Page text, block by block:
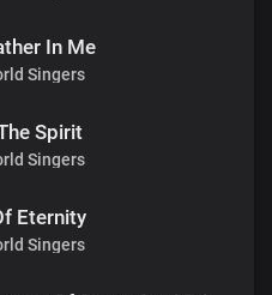
In Me
Singers
Spirit
Singers
Eternity
Singers